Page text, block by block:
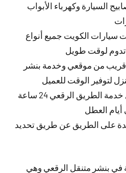
السيارة وكهرباء الأبواب
سيارات الكويت جميع أنواع
تدوم لوقت طويل
قريب من موقعي وخدمة بنشر
لتوفير الوقت للعميل
نؤمن خدمة بنشر متنقل خدمة الطريق الرقعي 24 ساعة
أيام العطل
على الطريق عن طريق تحديد
في بنشر متنقل الرقعي وهي